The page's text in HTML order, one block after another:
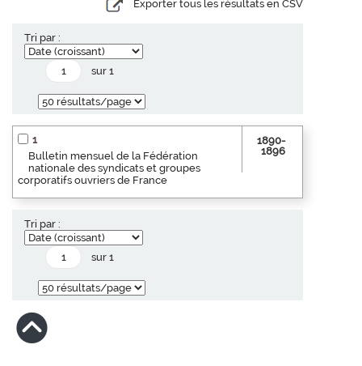
Exporter tous les résultats en CSV
Tri par :
sur 1
1
Bulletin mensuel de la Fédération
nationale des syndicats et groupes
corporatifs ouvriers de France
1890-
1896
Tri par :
sur 1